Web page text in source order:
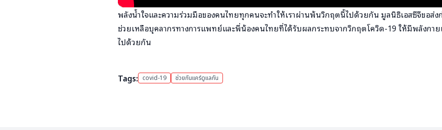
พลังน้ำใจและความร่วมมือของคนไทยทุกคนจะทำให้เราผ่านพ้นวิกฤตนี้ไปด้วยกัน มูลนิธิเอสซีจีขอส่ง
ช่วยเหลือบุคลากรทางการแพทย์และพี่น้องคนไทยที่ได้รับผลกระทบจากวิกฤตโควิด-19 ให้มีพลังกา
ไปด้วยกัน
Tags: covid-19 ช่วยกันแคร์ดูแลกัน